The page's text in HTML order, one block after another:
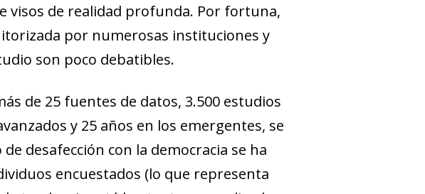
visos de realidad profunda. Por fortuna,
por numerosas instituciones y
son poco debatibles.
de 25 fuentes de datos, 3.500 estudios
y 25 años en los emergentes, se
desafección con la democracia se ha
encuestados (lo que representa